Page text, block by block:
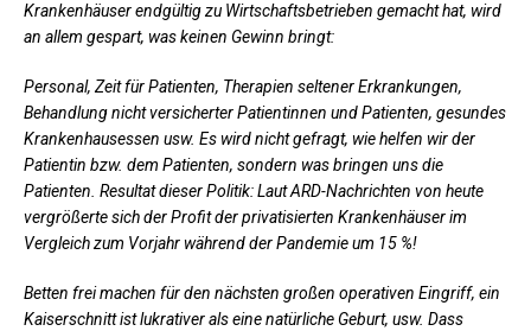
Krankenhäuser endgültig zu Wirtschaftsbetrieben gemacht hat, wird
an allem gespart, was keinen Gewinn bringt:
Personal, Zeit für Patienten, Therapien seltener Erkrankungen,
Behandlung nicht versicherter Patientinnen und Patienten, gesundes
Krankenhausessen usw. Es wird nicht gefragt, wie helfen wir der
Patientin bzw. dem Patienten, sondern was bringen uns die
Patienten. Resultat dieser Politik: Laut ARD-Nachrichten von heute
vergrößerte sich der Profit der privatisierten Krankenhäuser im
Vergleich zum Vorjahr während der Pandemie um 15 %!
Betten frei machen für den nächsten großen operativen Eingriff, ein
Kaiserschnitt ist lukrativer als eine natürliche Geburt, usw. Dass